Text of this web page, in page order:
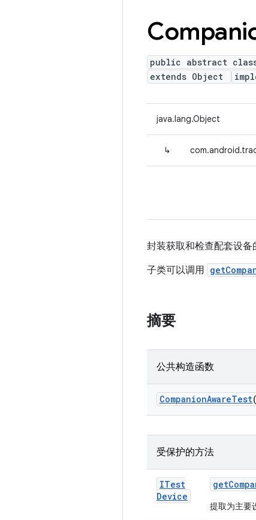
public abstract class
extends Object
java.lang.Object
↳
封装获取和检查配套设
子类可以调用
摘要
公共构造函数
CompanionAwareTest
受保护的方法
ITest
Device
get
提取为主要